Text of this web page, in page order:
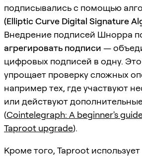
подписывались с помощью
(Elliptic Curve Digital Signature
Внедрение подписей Шнорра
агрегировать подписи —
цифровых подписей в одну.
упрощает проверку сложных
например тех, где участвуют
или действуют
(Cointelegraph: A beginner's
Taproot upgrade).
Кроме того, Taproot использует